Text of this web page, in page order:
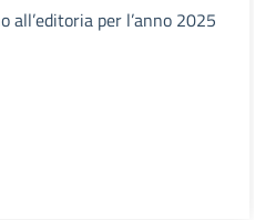
all’editoria per l’anno 2025